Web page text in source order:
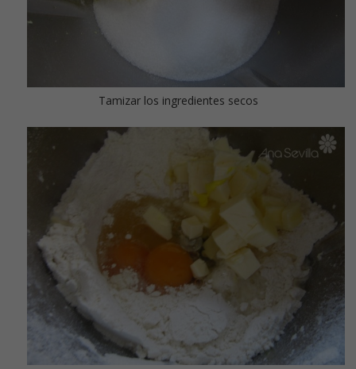
Tamizar los ingredientes secos